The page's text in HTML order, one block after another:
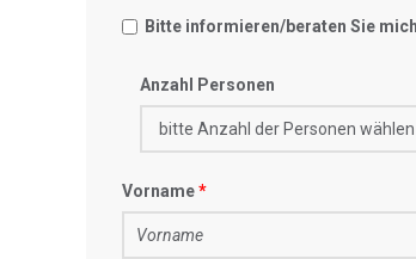
Bitte informieren/beraten Sie
Anzahl Personen
Vorname